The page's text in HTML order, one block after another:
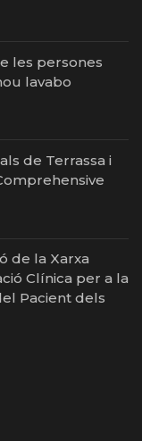
les persones
lavabo
de Terrassa i
de la Xarxa
Clínica per a la
Pacient dels